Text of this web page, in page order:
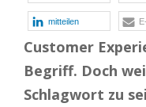
mitteilen
Customer
Begriff. Doch
Schlagwort zu